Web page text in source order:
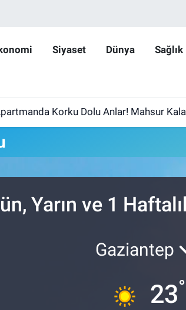
Siyaset Dünya Sağlık
Korku Dolu Anlar! Mahsur
Yarın ve 1
Gaziantep
23°